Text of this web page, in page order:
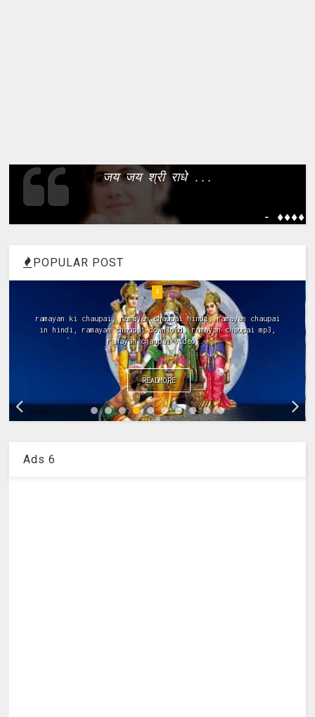
जय जय श्री राधे ...
- ����
POPULAR POST
4
ramayan ki chaupai, ramayan chaupai hindi, ramayan chaupai
in hindi, ramayan chaupai download, ramayan chaupai mp3,
ramayan chaupai video...
READMORE
Ads 6